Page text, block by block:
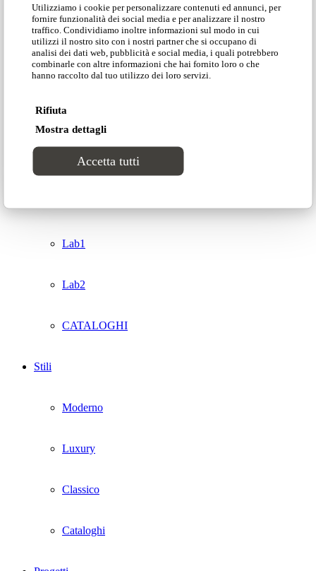
Utilizziamo i cookie per personalizzare contenuti ed annunci, per
fornire funzionalità dei social media e per analizzare il nostro
traffico. Condividiamo inoltre informazioni sul modo in cui
utilizzi il nostro sito con i nostri partner che si occupano di
analisi dei dati web, pubblicità e social media, i quali potrebbero
combinarle con altre informazioni che hai fornito loro o che
hanno raccolto dal tuo utilizzo dei loro servizi.
Rifiuta
Mostra dettagli
Accetta tutti
Groove
Tracks
Sweet dreams
Lab1
Lab2
CATALOGHI
Stili
Moderno
Luxury
Classico
Cataloghi
Domingo Salotti S.r.l. Str. della Romagna, 285 –
61121 Pesaro (PU) Italia
© Domingo | P. IVA 00165000415
Privacy Policy